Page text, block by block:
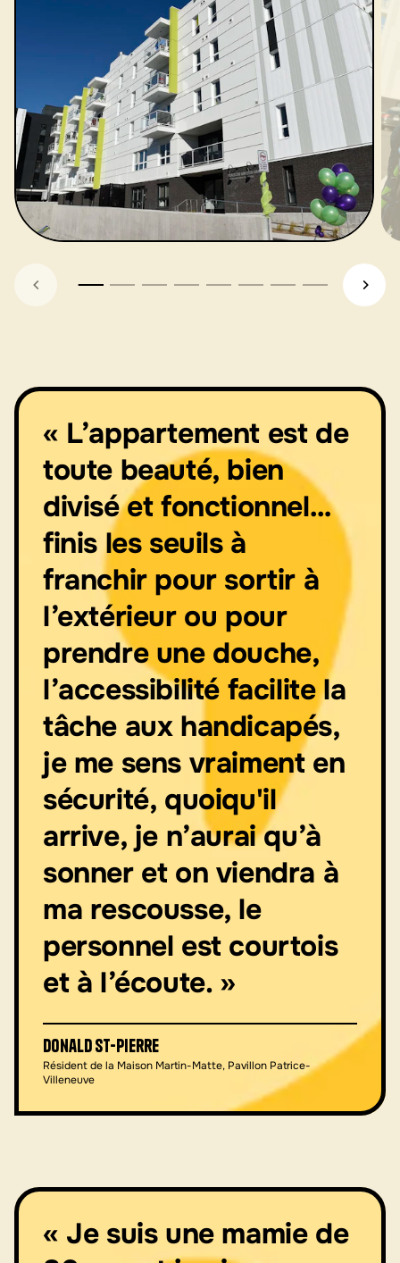
« L’appartement est de
toute beauté, bien
divisé et fonctionnel…
finis les seuils à
franchir pour sortir à
l’extérieur ou pour
prendre une douche,
l’accessibilité facilite la
tâche aux handicapés,
je me sens vraiment en
sécurité, quoiqu'il
arrive, je n’aurai qu’à
sonner et on viendra à
ma rescousse, le
personnel est courtois
et à l’écoute. »
Donald St-Pierre
Résident de la Maison Martin-Matte, Pavillon Patrice-
Villeneuve
« Je suis une mamie de